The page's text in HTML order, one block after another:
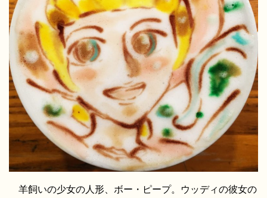
羊飼いの少女の人形、ボー・ピープ。ウッディの彼女の